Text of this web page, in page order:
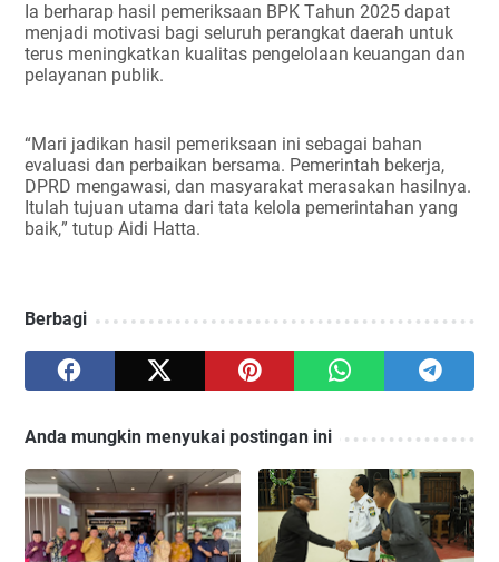
Ia berharap hasil pemeriksaan BPK Tahun 2025 dapat
menjadi motivasi bagi seluruh perangkat daerah untuk
terus meningkatkan kualitas pengelolaan keuangan dan
pelayanan publik.
“Mari jadikan hasil pemeriksaan ini sebagai bahan
evaluasi dan perbaikan bersama. Pemerintah bekerja,
DPRD mengawasi, dan masyarakat merasakan hasilnya.
Itulah tujuan utama dari tata kelola pemerintahan yang
baik,” tutup Aidi Hatta.
Berbagi
Anda mungkin menyukai postingan ini